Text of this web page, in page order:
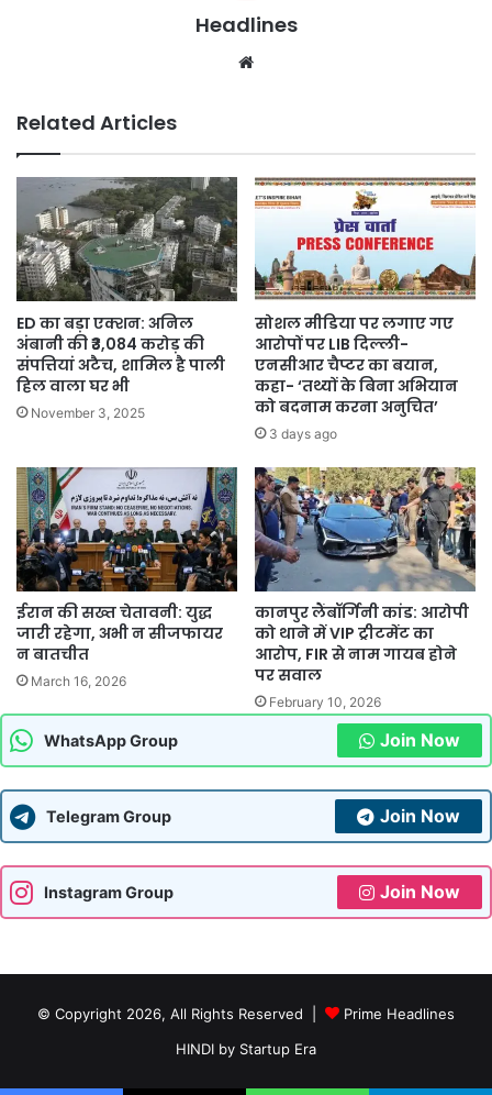
Headlines
Related Articles
ED का बड़ा एक्शन: अनिल
अंबानी की ₹3,084 करोड़ की
संपत्तियां अटैच, शामिल है पाली
हिल वाला घर भी
November 3, 2025
सोशल मीडिया पर लगाए गए
आरोपों पर LIB दिल्ली-
एनसीआर चैप्टर का बयान,
कहा- ‘तथ्यों के बिना अभियान
को बदनाम करना अनुचित’
3 days ago
ईरान की सख्त चेतावनी: युद्ध
जारी रहेगा, अभी न सीजफायर
न बातचीत
March 16, 2026
कानपुर लैंबॉर्गिनी कांड: आरोपी
को थाने में VIP ट्रीटमेंट का
आरोप, FIR से नाम गायब होने
पर सवाल
February 10, 2026
WhatsApp Group Join Now
Telegram Group Join Now
Instagram Group Join Now
© Copyright 2026, All Rights Reserved |
Prime Headlines
HINDI by Startup Era